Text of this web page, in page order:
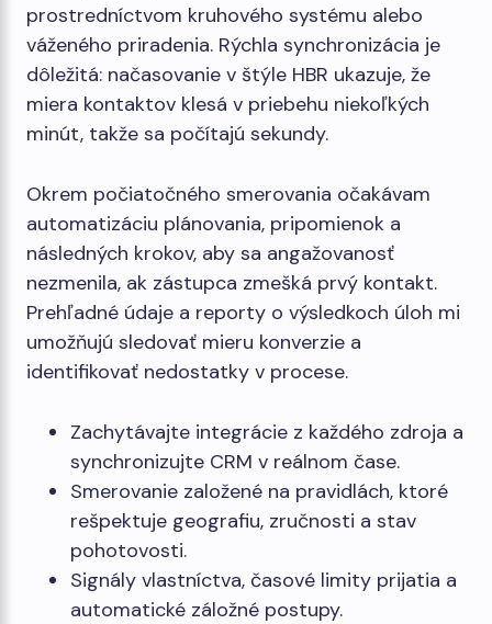
prostredníctvom kruhového systému alebo
váženého priradenia. Rýchla synchronizácia je
dôležitá: načasovanie v štýle HBR ukazuje, že
miera kontaktov klesá v priebehu niekoľkých
minút, takže sa počítajú sekundy.
Okrem počiatočného smerovania očakávam
automatizáciu plánovania, pripomienok a
následných krokov, aby sa angažovanosť
nezmenila, ak zástupca zmešká prvý kontakt.
Prehľadné údaje a reporty o výsledkoch úloh mi
umožňujú sledovať mieru konverzie a
identifikovať nedostatky v procese.
Zachytávajte integrácie z každého zdroja a
synchronizujte CRM v reálnom čase.
Smerovanie založené na pravidlách, ktoré
rešpektuje geografiu, zručnosti a stav
pohotovosti.
Signály vlastníctva, časové limity prijatia a
automatické záložné postupy.